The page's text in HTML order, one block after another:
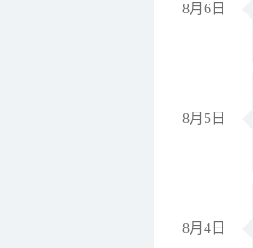
8月6日
8月5日
8月4日